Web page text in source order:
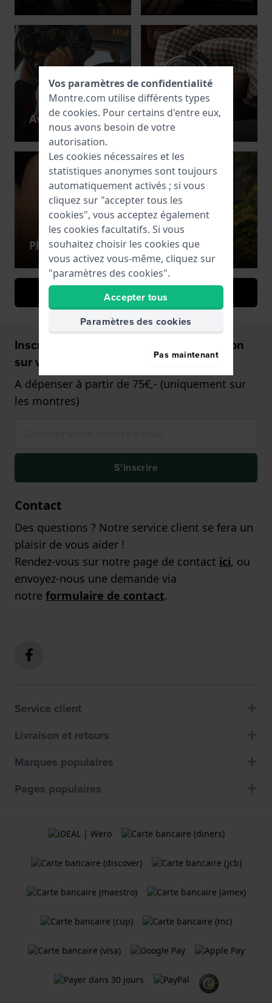
Aviateur Retro
Plongeur Plein air
Tous les styles de montres
Inscrivez-vous et recevez 5€ de réduction
sur votre Montre!
A dépenser à partir de 75€,- (uniquement sur
les montres)
S'inscrire
Contact
Des questions ? Notre service client se fera un
plaisir de vous aider !
Rendez-vous sur notre page de contact ici, ou
envoyez-nous une demande via
notre formulaire de contact.
Service client
Livraison et retours
Marques populaires
Pages populaires
Vos paramètres de confidentialité
Montre.com utilise différents types
de cookies. Pour certains d'entre eux,
nous avons besoin de votre
autorisation.
Les cookies nécessaires et les
statistiques anonymes sont toujours
automatiquement activés ; si vous
cliquez sur "accepter tous les
cookies", vous acceptez également
les cookies facultatifs. Si vous
souhaitez choisir les cookies que
vous activez vous-même, cliquez sur
"paramètres des cookies".
Accepter tous
Paramètres des cookies
Pas maintenant